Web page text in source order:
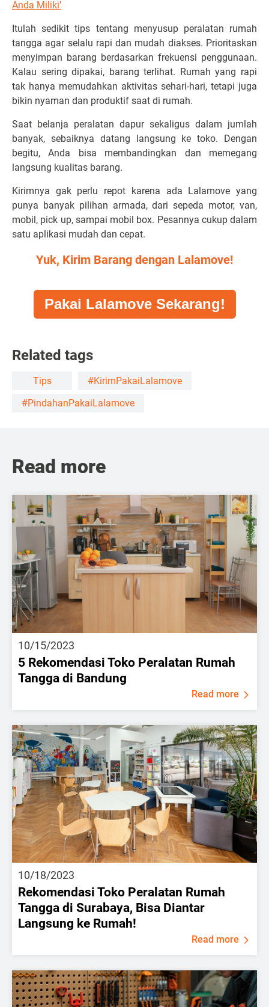
Anda Miliki'
Itulah sedikit tips tentang menyusup peralatan rumah
tangga agar selalu rapi dan mudah diakses. Prioritaskan
menyimpan barang berdasarkan frekuensi penggunaan.
Kalau sering dipakai, barang terlihat. Rumah yang rapi
tak hanya memudahkan aktivitas sehari-hari, tetapi juga
bikin nyaman dan produktif saat di rumah.
Saat belanja peralatan dapur sekaligus dalam jumlah
banyak, sebaiknya datang langsung ke toko. Dengan
begitu, Anda bisa membandingkan dan memegang
langsung kualitas barang.
Kirimnya gak perlu repot karena ada Lalamove yang
punya banyak pilihan armada, dari sepeda motor, van,
mobil, pick up, sampai mobil box. Pesannya cukup dalam
satu aplikasi mudah dan cepat.
Yuk, Kirim Barang dengan Lalamove!
Pakai Lalamove Sekarang!
Related tags
Tips
#KirimPakaiLalamove
#PindahanPakaiLalamove
Read more
10/15/2023
5 Rekomendasi Toko Peralatan Rumah
Tangga di Bandung
Read more
10/18/2023
Rekomendasi Toko Peralatan Rumah
Tangga di Surabaya, Bisa Diantar
Langsung ke Rumah!
Read more